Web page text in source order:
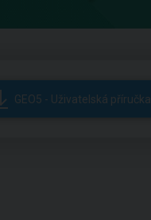
GEO5 - Uživatelská příručka